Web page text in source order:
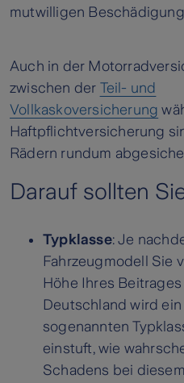
mutwilligen
Auch in der
zwischen der Teil- und
Vollkaskoversicherung
Haftpflichtversicherung
Rädern rundum
Darauf sollten
Typklasse: Je
Fahrzeugmodell Sie
Höhe Ihres
Deutschland wird
sogenannten
einstuft, wie
Schadens bei